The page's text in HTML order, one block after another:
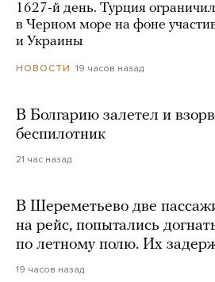
1627-й день. Турция
в Черном море на фоне
и Украины
НОВОСТИ 19 часов назад
В Болгарию залетел и
беспилотник
21 час назад
В Шереметьево две
на рейс, попытались
по летному полю. Их
19 часов назад